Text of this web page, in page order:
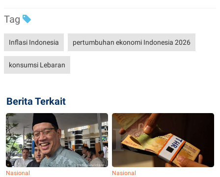
I
K
G
M
E
A
.
I
D
SITEMAPPROFILETERM
OF
Tag
Inflasi Indonesia pertumbuhan ekonomi Indonesia 2026
konsumsi Lebaran
Berita Terkait
Nasional Nasional